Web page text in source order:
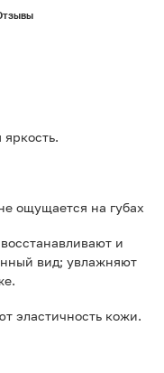
ощущается на губах
и
вид; увлажняют
эластичность кожи.